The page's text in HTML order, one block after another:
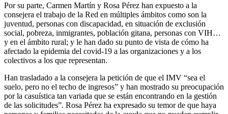
Por su parte, Carmen Martín y Rosa Pérez han expuesto a la
consejera el trabajo de la Red en múltiples ámbitos como son la
juventud, personas con discapacidad, en situación de exclusión
social, pobreza, inmigrantes, población gitana, personas con VIH…
y en el ámbito rural; y le han dado su punto de vista de cómo ha
afectado la epidemia del covid-19 a las organizaciones y a los
colectivos a los que representan.
Han trasladado a la consejera la petición de que el IMV “sea el
suelo, pero no el techo de ingresos” y han mostrado su preocupación
por la casuística tan variada que se están encontrando en la gestión
de las solicitudes”. Rosa Pérez ha expresado su temor de que haya